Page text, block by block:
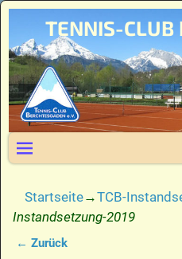
TENNIS-
Startseite→TCB-
Instandsetzung-2019
← Zurück